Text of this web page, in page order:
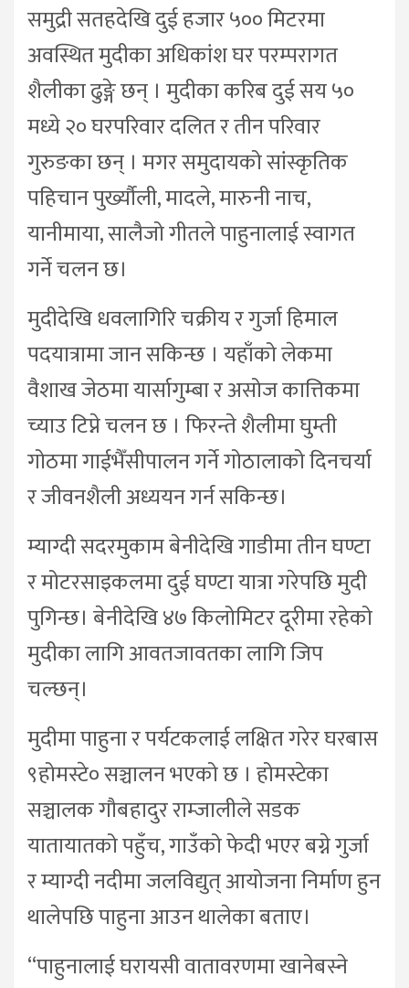
समुद्री सतहदेखि दुई हजार ५०० मिटरमा
अवस्थित मुदीका अधिकांश घर परम्परागत
शैलीका ढुङ्गे छन् । मुदीका करिब दुई सय ५०
मध्ये २० घरपरिवार दलित र तीन परिवार
गुरुङका छन् । मगर समुदायको सांस्कृतिक
पहिचान पुर्ख्यौली, मादले, मारुनी नाच,
यानीमाया, सालैजो गीतले पाहुनालाई स्वागत
गर्ने चलन छ।
मुदीदेखि धवलागिरि चक्रीय र गुर्जा हिमाल
पदयात्रामा जान सकिन्छ । यहाँको लेकमा
वैशाख जेठमा यार्सागुम्बा र असोज कात्तिकमा
च्याउ टिप्ने चलन छ । फिरन्ते शैलीमा घुम्ती
गोठमा गाईभैँसीपालन गर्ने गोठालाको दिनचर्या
र जीवनशैली अध्ययन गर्न सकिन्छ।
म्याग्दी सदरमुकाम बेनीदेखि गाडीमा तीन घण्टा
र मोटरसाइकलमा दुई घण्टा यात्रा गरेपछि मुदी
पुगिन्छ। बेनीदेखि ४७ किलोमिटर दूरीमा रहेको
मुदीका लागि आवतजावतका लागि जिप
चल्छन्।
मुदीमा पाहुना र पर्यटकलाई लक्षित गरेर घरबास
९होमस्टे० सञ्चालन भएको छ । होमस्टेका
सञ्चालक गौबहादुर राम्जालीले सडक
यातायातको पहुँच, गाउँको फेदी भएर बग्ने गुर्जा
र म्याग्दी नदीमा जलविद्युत् आयोजना निर्माण हुन
थालेपछि पाहुना आउन थालेका बताए।
“पाहुनालाई घरायसी वातावरणमा खानेबस्ने